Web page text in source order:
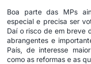
Boa parte das MPs
especial e precisa ser
Daí o risco de em breve
abrangentes e
País, de interesse
como as reformas e as